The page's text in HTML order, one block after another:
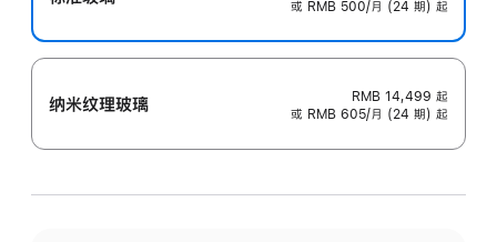
或 RMB 500/月 (24 期) 起
纳米纹理玻璃 RMB 14,499 起
或 RMB 605/月 (24 期) 起